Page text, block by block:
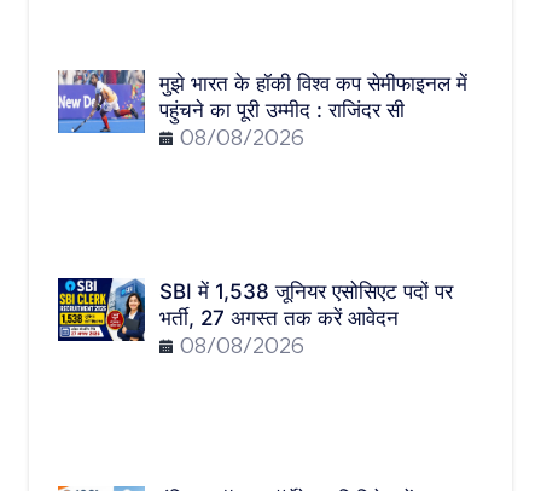
मुझे भारत के हॉकी विश्व कप सेमीफाइनल में
पहुंचने का पूरी उम्मीद : राजिंदर सी
08/08/2026
SBI में 1,538 जूनियर एसोसिएट पदों पर
भर्ती, 27 अगस्त तक करें आवेदन
08/08/2026